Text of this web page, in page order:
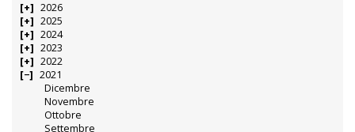
2026
2025
2024
2023
2022
2021
Dicembre
Novembre
Ottobre
Settembre